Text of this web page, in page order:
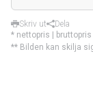
Skriv ut
Dela
* nettopris |
** Bilden kan skilja